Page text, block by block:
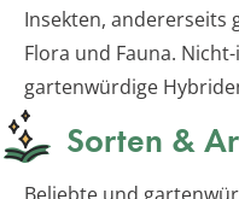
Insekten, andererseits
Flora und Fauna.
gartenwürdige
Sorten &